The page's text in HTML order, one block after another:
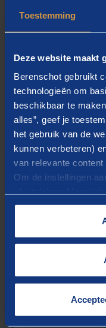
Toestemming
Deze website maakt
Berenschot gebruikt
technologieën om
beschikbaar te
alles”, geef je
het gebruik van de
kunnen verbeteren)
van relevante
Om de instellingen
cookies op onze
aanstaande
In de bestaande
teammanagers en
domeinmanagers
inhoudelijke rol
onze medewerkers
speerpunten –
geschoven”, vertelt
richten zich op de
operationele stuk,